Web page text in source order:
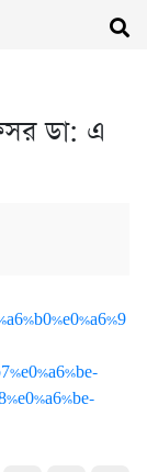
ডা: এ